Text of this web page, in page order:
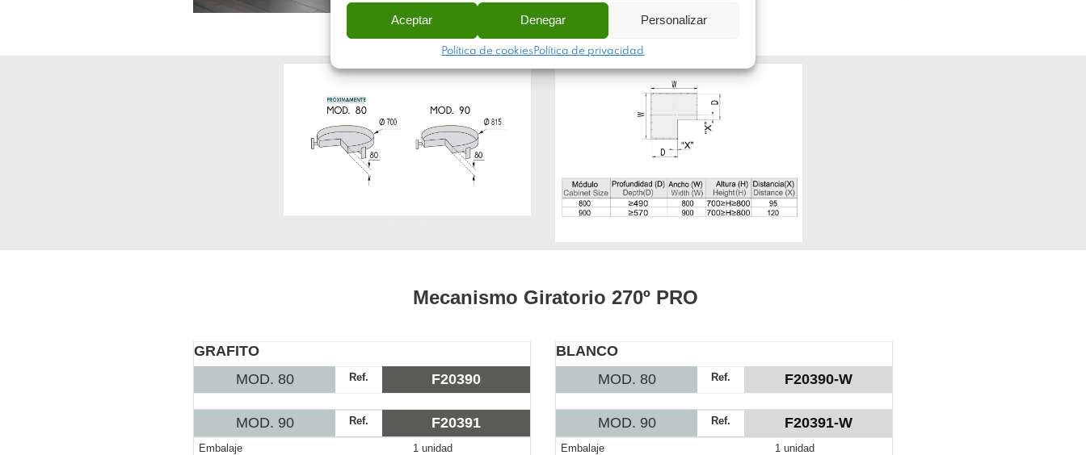
Aceptar Denegar Personalizar
Política de cookies Política de privacidad
Mecanismo Giratorio 270º PRO
GRAFITO
MOD. 80
Ref. F20390
MOD. 90 Ref. F20391
Embalaje 1 unidad
BLANCO
MOD. 80
Ref. F20390-W
MOD. 90 Ref. F20391-W
Embalaje 1 unidad